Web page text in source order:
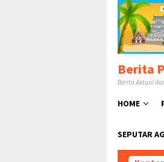
Loncat
konten
Berita
Berita Aktual
HOME
SEPUTAR